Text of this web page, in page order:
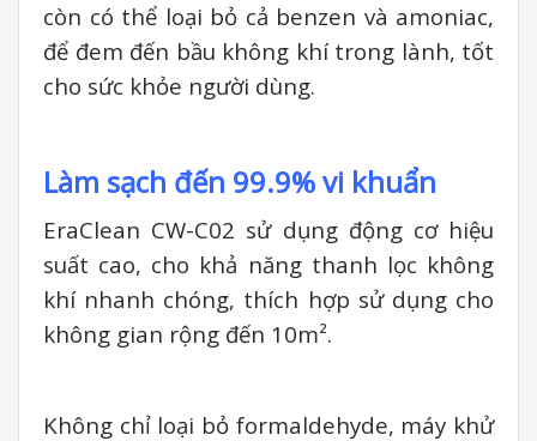
còn có thể loại bỏ cả benzen và amoniac,
để đem đến bầu không khí trong lành, tốt
cho sức khỏe người dùng.
Làm sạch đến 99.9% vi khuẩn
EraClean CW-C02 sử dụng động cơ hiệu
suất cao, cho khả năng thanh lọc không
khí nhanh chóng, thích hợp sử dụng cho
không gian rộng đến 10m².
Không chỉ loại bỏ formaldehyde, máy khử